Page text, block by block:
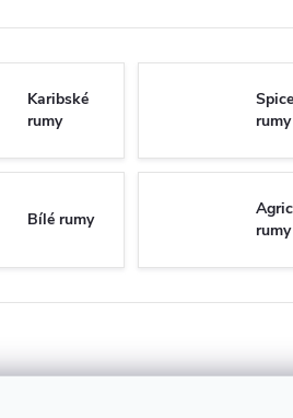
Karibské
rumy
rumy
Bílé rumy
rumy